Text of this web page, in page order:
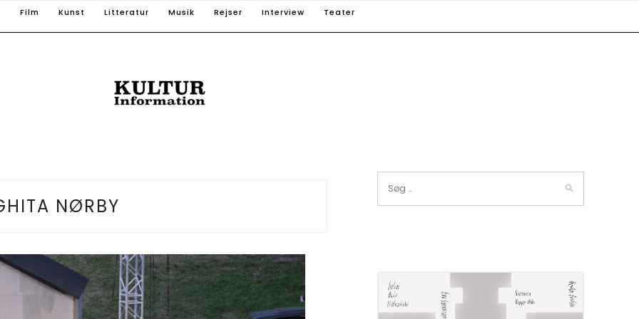
Film Kunst Litteratur Musik Rejser Interview Teater
NØRBY